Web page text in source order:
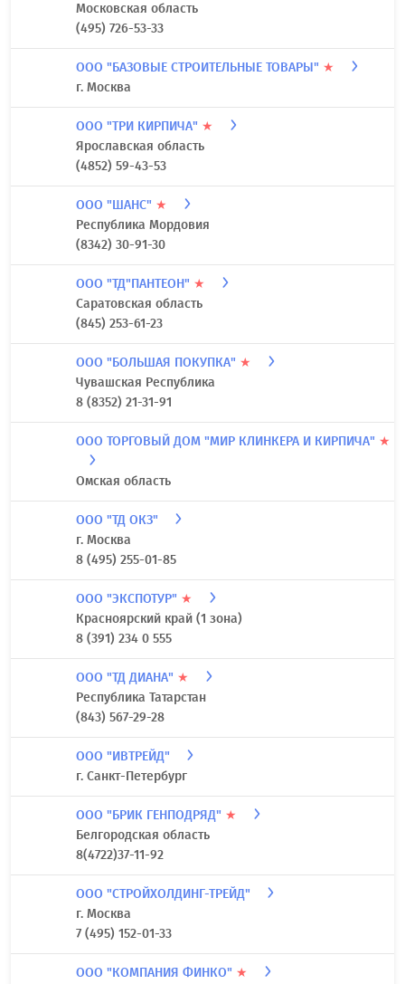
Московская область
(495) 726-53-33
ООО "БАЗОВЫЕ СТРОИТЕЛЬНЫЕ ТОВАРЫ" ★
г. Москва
ООО "ТРИ КИРПИЧА" ★
Ярославская область
(4852) 59-43-53
ООО "ШАНС" ★
Республика Мордовия
(8342) 30-91-30
ООО "ТД"ПАНТЕОН" ★
Саратовская область
(845) 253-61-23
ООО "БОЛЬШАЯ ПОКУПКА" ★
Чувашская Республика
8 (8352) 21-31-91
ООО ТОРГОВЫЙ ДОМ "МИР КЛИНКЕРА И КИРПИЧА" ★
Омская область
ООО "ТД ОКЗ"
г. Москва
8 (495) 255-01-85
ООО "ЭКСПОТУР" ★
Красноярский край (1 зона)
8 (391) 234 0 555
ООО "ТД ДИАНА" ★
Республика Татарстан
(843) 567-29-28
ООО "ИВТРЕЙД"
г. Санкт-Петербург
ООО "БРИК ГЕНПОДРЯД" ★
Белгородская область
8(4722)37-11-92
ООО "СТРОЙХОЛДИНГ-ТРЕЙД"
г. Москва
7 (495) 152-01-33
ООО "КОМПАНИЯ ФИНКО" ★